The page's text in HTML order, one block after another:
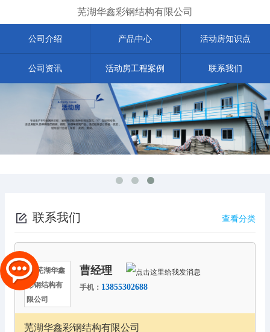
芜湖华鑫彩钢结构有限公司
公司介绍 产品中心 活动房知识点
公司资讯 活动房工程案例 联系我们
联系我们 查看分类
曹经理
手机： 13855302688
芜湖华鑫彩钢结构有限公司